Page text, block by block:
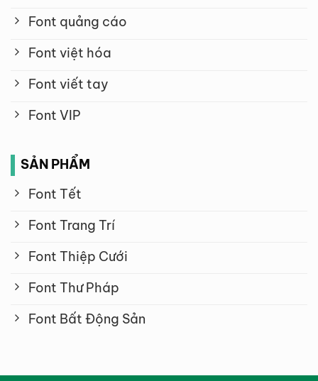
Font quảng cáo
Font việt hóa
Font viết tay
Font VIP
SẢN PHẨM
Font Tết
Font Trang Trí
Font Thiệp Cưới
Font Thư Pháp
Font Bất Động Sản